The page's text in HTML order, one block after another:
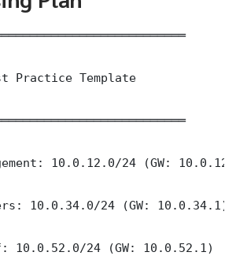
Practice Template
10.0.12.0/24 (GW:
10.0.34.0/24 (GW: 10.0.34.1)
10.0.52.0/24 (GW: 10.0.52.1)